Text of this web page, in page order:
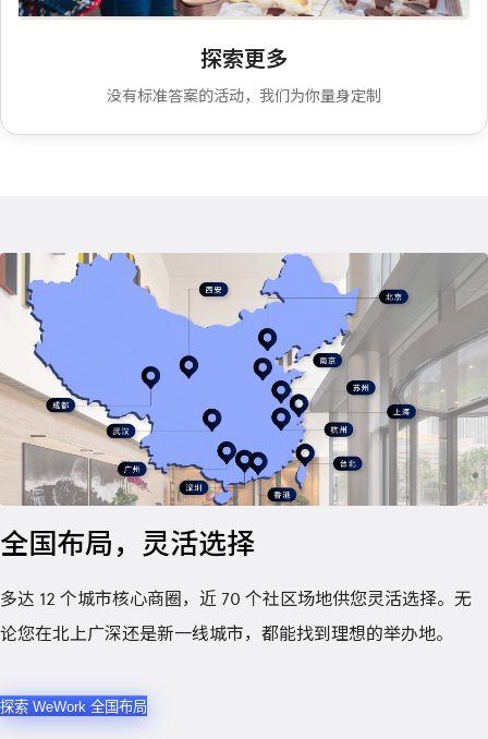
探索更多
没有标准答案的活动，我们为你量身定制
全国布局，灵活选择
多达 12 个城市核心商圈，近 70 个社区场地供您灵活选择。无
论您在北上广深还是新一线城市，都能找到理想的举办地。
探索 WeWork 全国布局